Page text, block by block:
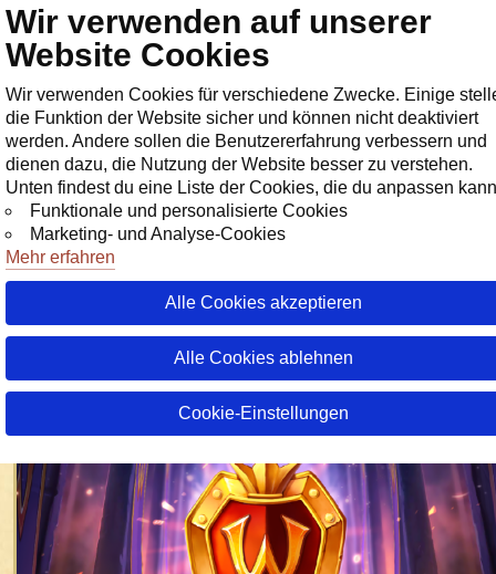
Wir verwenden auf unserer
Website Cookies
Wir verwenden Cookies für verschiedene Zwecke. Einige
die Funktion der Website sicher und können nicht deaktiviert
werden. Andere sollen die Benutzererfahrung verbessern und
dienen dazu, die Nutzung der Website besser zu verstehen.
Unten findest du eine Liste der Cookies, die du anpassen
Funktionale und personalisierte Cookies
Marketing- und Analyse-Cookies
Mehr erfahren
Alle Cookies akzeptieren
Alle Cookies ablehnen
Cookie-Einstellungen
Geschäft
Wochenevent: Gildenstärke!
25 August 2025